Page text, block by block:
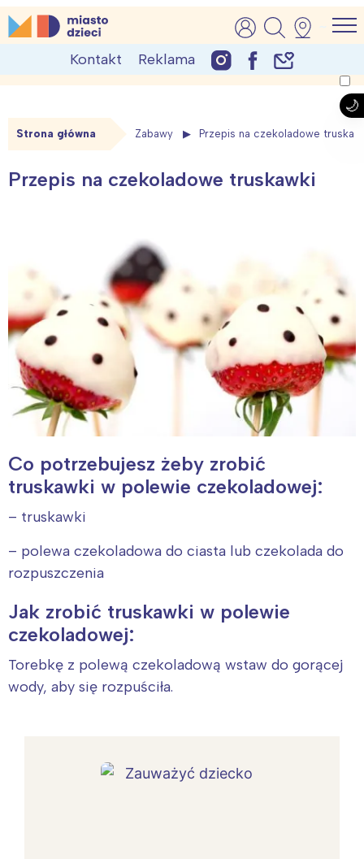
Skip
to
MiastoDzieci.pl
atrakcje dla dzieci, wydarzenia, imprezy rodzinne
Kontakt Reklama
Strona główna Zabawy Przepis na czekoladowe
Przepis na czekoladowe truskawki
Co potrzebujesz żeby zrobić
truskawki w polewie czekoladowej:
– truskawki
– polewa czekoladowa do ciasta lub czekolada do
rozpuszczenia
Jak zrobić truskawki w polewie
czekoladowej:
Torebkę z polewą czekoladową wstaw do gorącej
wody, aby się rozpuściła.